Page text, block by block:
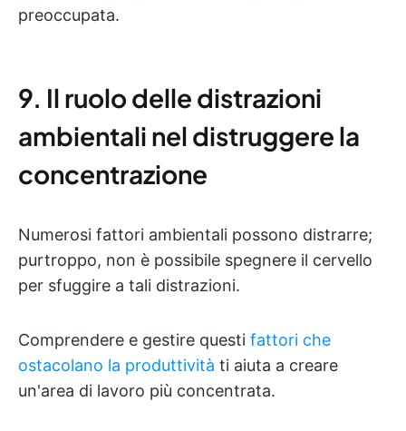
preoccupata.
9. Il ruolo delle distrazioni
ambientali nel distruggere la
concentrazione
Numerosi fattori ambientali possono distrarre;
purtroppo, non è possibile spegnere il cervello
per sfuggire a tali distrazioni.
Comprendere e gestire questi fattori che
ostacolano la produttività ti aiuta a creare
un'area di lavoro più concentrata.